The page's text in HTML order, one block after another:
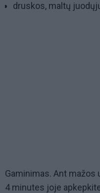
druskos, maltų
Gaminimas. Ant
4 minutes joje